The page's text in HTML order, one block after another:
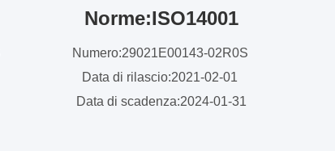
Norme:ISO14001
Numero:29021E00143-02R0S
Data di rilascio:2021-02-01
Data di scadenza:2024-01-31